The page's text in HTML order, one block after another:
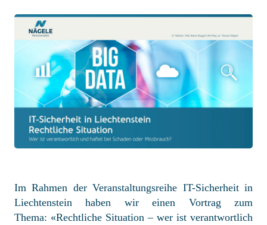
Im Rahmen der Veranstaltungsreihe IT-Sicherheit in
Liechtenstein haben wir einen Vortrag zum
Thema: «Rechtliche Situation – wer ist verantwortlich